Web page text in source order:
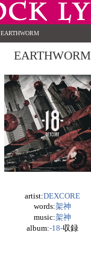
EARTHWORM
EARTHWORM
artist:DEXCORE
words:架神
music:架神
album:-18-収録